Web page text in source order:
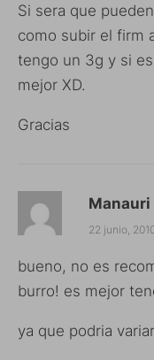
Si sera que
como subir el firm
tengo un 3g y si
mejor XD.
Gracias
Manauri
22 junio,
bueno, no es
burro! es mejor
ya que podria